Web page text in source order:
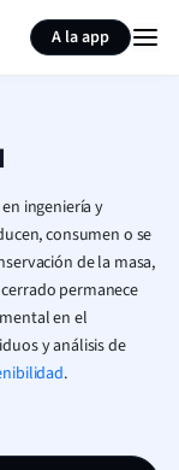
A la app
ingeniería y
consumen o se
de la masa,
permanece
en el
y análisis de
.
Resumir página